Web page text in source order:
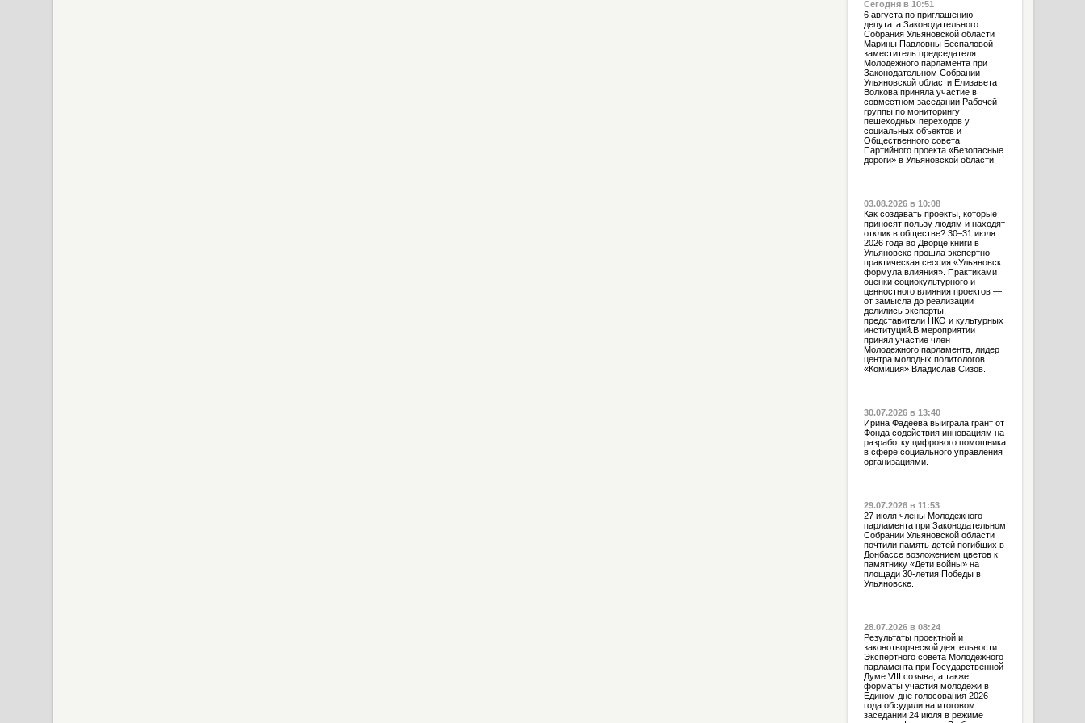
Сегодня в 10:51
6 августа по приглашению
депутата Законодательного
Собрания Ульяновской области
Марины Павловны Беспаловой
заместитель председателя
Молодежного парламента при
Законодательном Собрании
Ульяновской области Елизавета
Волкова приняла участие в
совместном заседании Рабочей
группы по мониторингу
пешеходных переходов у
социальных объектов и
Общественного совета
Партийного проекта «Безопасные
дороги» в Ульяновской области.
03.08.2026 в 10:08
Как создавать проекты, которые
приносят пользу людям и находят
отклик в обществе? 30–31 июля
2026 года во Дворце книги в
Ульяновске прошла экспертно-
практическая сессия «Ульяновск:
формула влияния». Практиками
оценки социокультурного и
ценностного влияния проектов —
от замысла до реализации
делились эксперты,
представители НКО и культурных
институций.В мероприятии
принял участие член
Молодежного парламента, лидер
центра молодых политологов
«Комиция» Владислав Сизов.
30.07.2026 в 13:40
Ирина Фадеева выиграла грант от
Фонда содействия инновациям на
разработку цифрового помощника
в сфере социального управления
организациями.
29.07.2026 в 11:53
27 июля члены Молодежного
парламента при Законодательном
Собрании Ульяновской области
почтили память детей погибших в
Донбассе возложением цветов к
памятнику «Дети войны» на
площади 30-летия Победы в
Ульяновске.
28.07.2026 в 08:24
Результаты проектной и
законотворческой деятельности
Экспертного совета Молодёжного
парламента при Государственной
Думе VIII созыва, а также
форматы участия молодёжи в
Едином дне голосования 2026
года обсудили на итоговом
заседании 24 июля в режиме